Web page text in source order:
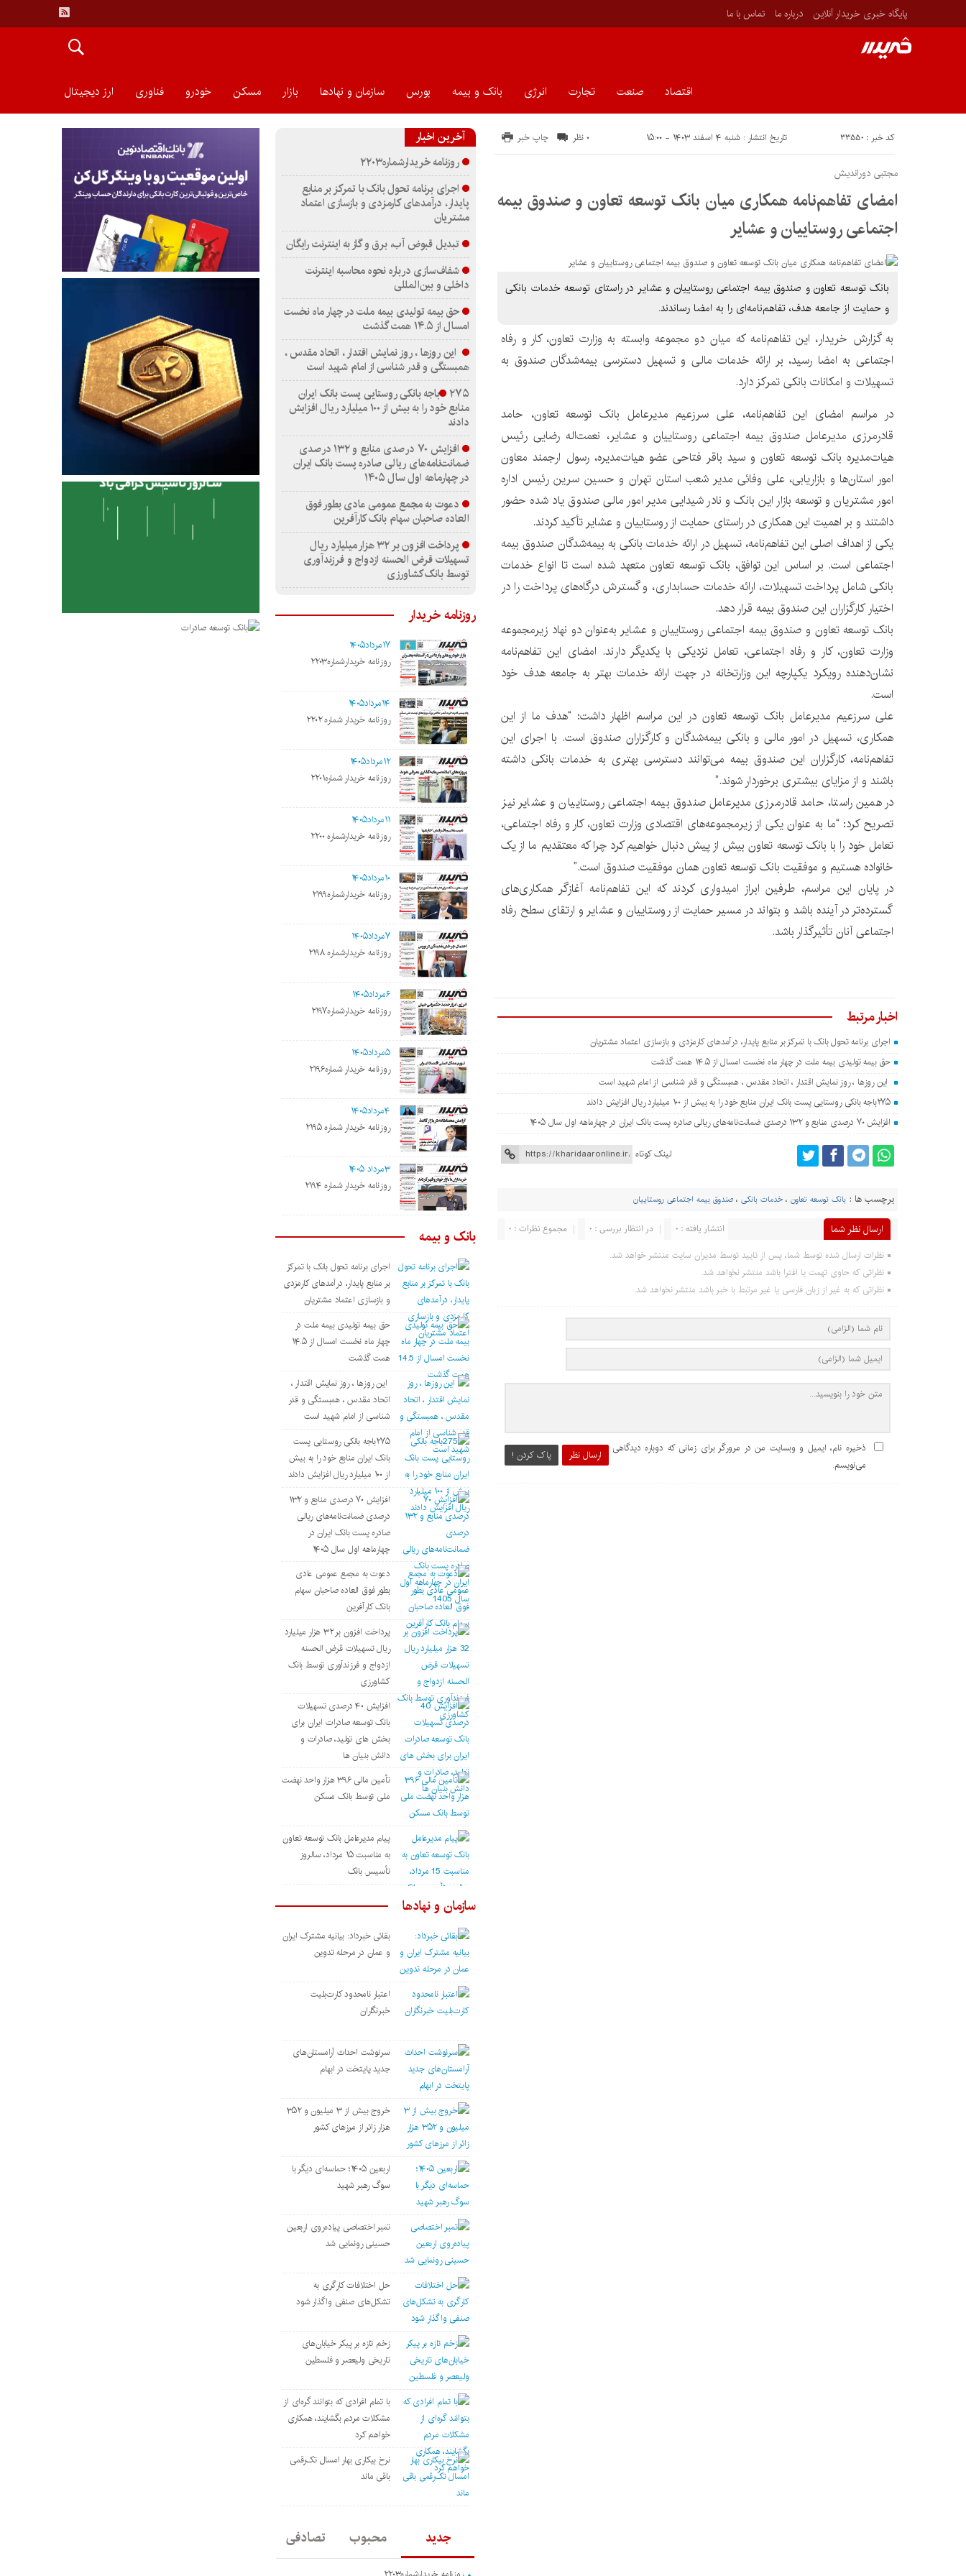
پایگاه خبری خریدار آنلاین درباره ما تماس با ما
اقتصاد صنعت تجارت انرژی بانک و بیمه بورس سازمان و نهادها بازار مسکن خودرو فناوری ارز دیجیتال
کد خبر : ۳۳۵۵۰ تاریخ انتشار : شنبه ۴ اسفند ۱۴۰۳ - ۱۵:۰۰ چاپ خبر ۰ نظر
مجتبی دوراندیش
امضای تفاهم‌نامه همکاری میان بانک توسعه تعاون و صندوق بیمه
اجتماعی روستاییان و عشایر
بانک توسعه تعاون و صندوق بیمه اجتماعی روستاییان و عشایر در راستای توسعه خدمات بانکی
و حمایت از جامعه هدف، تفاهم‌نامه‌ای را به امضا رساندند.
به گزارش خریدار، این تفاهم‌نامه که میان دو مجموعه وابسته به وزارت تعاون، کار و رفاه
اجتماعی به امضا رسید، بر ارائه خدمات مالی و تسهیل دسترسی بیمه‌شدگان صندوق به
تسهیلات و امکانات بانکی تمرکز دارد.
در مراسم امضای این تفاهم‌نامه، علی سرزعیم مدیرعامل بانک توسعه تعاون، حامد
قادرمرزی مدیرعامل صندوق بیمه اجتماعی روستاییان و عشایر، نعمت‌اله رضایی رئیس
هیات‌مدیره بانک توسعه تعاون و سید باقر فتاحی عضو هیات‌مدیره، رسول ارجمند معاون
امور استان‌ها و بازاریابی، علی وفائی مدیر شعب استان تهران و حسین سرین رئیس اداره
امور مشتریان و توسعه بازار این بانک و نادر شیدایی مدیر امور مالی صندوق یاد شده حضور
داشتند و بر اهمیت این همکاری در راستای حمایت از روستاییان و عشایر تأکید کردند.
یکی از اهداف اصلی این تفاهم‌نامه، تسهیل در ارائه خدمات بانکی به بیمه‌شدگان صندوق بیمه
اجتماعی است. بر اساس این توافق، بانک توسعه تعاون متعهد شده است تا انواع خدمات
بانکی شامل پرداخت تسهیلات، ارائه خدمات حسابداری، و گسترش درگاه‌های پرداخت را در
اختیار کارگزاران این صندوق بیمه قرار دهد.
بانک توسعه تعاون و صندوق بیمه اجتماعی روستاییان و عشایر به‌عنوان دو نهاد زیرمجموعه
وزارت تعاون، کار و رفاه اجتماعی، تعامل نزدیکی با یکدیگر دارند. امضای این تفاهم‌نامه
نشان‌دهنده رویکرد یکپارچه این وزارتخانه در جهت ارائه خدمات بهتر به جامعه هدف خود
است.
علی سرزعیم مدیرعامل بانک توسعه تعاون در این مراسم اظهار داشت: “هدف ما از این
همکاری، تسهیل در امور مالی و بانکی بیمه‌شدگان و کارگزاران صندوق است. با اجرای این
تفاهم‌نامه، کارگزاران این صندوق بیمه می‌توانند دسترسی بهتری به خدمات بانکی داشته
باشند و از مزایای بیشتری برخوردار شوند.”
در همین راستا، حامد قادرمرزی مدیرعامل صندوق بیمه اجتماعی روستاییان و عشایر نیز
تصریح کرد: “ما به عنوان یکی از زیرمجموعه‌های اقتصادی وزارت تعاون، کار و رفاه اجتماعی،
تعامل خود را با بانک توسعه تعاون بیش از پیش دنبال خواهیم کرد چرا که معتقدیم ما از یک
خانواده هستیم و موفقیت بانک توسعه تعاون همان موفقیت صندوق است.”
در پایان این مراسم، طرفین ابراز امیدواری کردند که این تفاهم‌نامه آغازگر همکاری‌های
گسترده‌تر در آینده باشد و بتواند در مسیر حمایت از روستاییان و عشایر و ارتقای سطح رفاه
اجتماعی آنان تأثیرگذار باشد.
اخبار مرتبط
اجرای برنامه تحول بانک با تمرکز بر منابع پایدار، درآمدهای کارمزدی و بازسازی اعتماد مشتریان
حق بیمه تولیدی بیمه ملت در چهار ماه نخست امسال از ۱۴.۵ همت گذشت
این روزها ، روز نمایش اقتدار ، اتحاد مقدس ، همبستگی و قدر شناسی از امام شهید است
۲۷۵باجه بانکی روستایی پست بانک ایران منابع خود را به بیش از ۱۰۰ میلیارد ریال افزایش دادند
افزایش ۷۰ درصدی منابع و ۱۳۲ درصدی ضمانت‌نامه‌های ریالی صادره پست بانک ایران در چهارماهه اول سال ۱۴۰۵
لینک کوتاه
برچسب ها : بانک توسعه تعاون ،خدمات بانکی ،صندوق بیمه اجتماعی روستاییان
ارسال نظر شما مجموع نظرات : ۰ در انتظار بررسی : ۰ انتشار یافته : ۰
نظرات ارسال شده توسط شما، پس از تایید توسط مدیران سایت منتشر خواهد شد.
نظراتی که حاوی تهمت یا افترا باشد منتشر نخواهد شد.
نظراتی که به غیر از زبان فارسی یا غیر مرتبط با خبر باشد منتشر نخواهد شد.
ارسال نظر پاک کردن !
ذخیره نام، ایمیل و وبسایت من در مرورگر برای زمانی که دوباره دیدگاهی
می‌نویسم.
آخرین اخبار
روزنامه خریدارشماره۲۲۰۳
اجرای برنامه تحول بانک با تمرکز بر منابع
پایدار، درآمدهای کارمزدی و بازسازی اعتماد
مشتریان
تبدیل قبوض آب، برق و گاز به اینترنت رایگان
شفاف‌سازی درباره نحوه محاسبه اینترنت
داخلی و بین‌المللی
حق بیمه تولیدی بیمه ملت در چهار ماه نخست
امسال از ۱۴.۵ همت گذشت
این روزها ، روز نمایش اقتدار ، اتحاد مقدس ،
همبستگی و قدر شناسی از امام شهید است
۲۷۵باجه بانکی روستایی پست بانک ایران
منابع خود را به بیش از ۱۰۰ میلیارد ریال افزایش
دادند
افزایش ۷۰ درصدی منابع و ۱۳۲ درصدی
ضمانت‌نامه‌های ریالی صادره پست بانک ایران
در چهارماهه اول سال ۱۴۰۵
دعوت به مجمع عمومی عادی بطور فوق
العاده صاحبان سهام بانک کارآفرین
پرداخت افزون بر ۳۲ هزار میلیارد ریال
تسهیلات قرض الحسنه ازدواج و فرزندآوری
توسط بانک کشاورزی
روزنامه خریدار
۱۷مرداد۱۴۰۵
روزنامه خریدارشماره۲۲۰۳
۱۴مرداد۱۴۰۵
روزنامه خریدار شماره ۲۲۰۲
۱۲مرداد۱۴۰۵
روزنامه خریدار شماره۲۲۰۱
۱۱مرداد۱۴۰۵
روزنامه خریدارشماره ۲۲۰۰
۱۰مرداد۱۴۰۵
روزنامه خریدارشماره۲۱۹۹
۷مرداد۱۴۰۵
روزنامه خریدارشماره ۲۱۹۸
۶مرداد۱۴۰۵
روزنامه خریدارشماره۲۱۹۷
۵مرداد۱۴۰۵
روزنامه خریدار شماره۲۱۹۶
۴مرداد۱۴۰۵
روزنامه خریدار شماره ۲۱۹۵
۳مرداد ۱۴۰۵
روزنامه خریدار شماره ۲۱۹۴
بانک و بیمه
اجرای برنامه تحول بانک با تمرکز
بر منابع پایدار، درآمدهای کارمزدی
و بازسازی اعتماد مشتریان
حق بیمه تولیدی بیمه ملت در
چهار ماه نخست امسال از ۱۴.۵
همت گذشت
این روزها ، روز نمایش اقتدار ،
اتحاد مقدس ، همبستگی و قدر
شناسی از امام شهید است
۲۷۵باجه بانکی روستایی پست
بانک ایران منابع خود را به بیش
از ۱۰۰ میلیارد ریال افزایش دادند
افزایش ۷۰ درصدی منابع و ۱۳۲
درصدی ضمانت‌نامه‌های ریالی
صادره پست بانک ایران در
چهارماهه اول سال ۱۴۰۵
دعوت به مجمع عمومی عادی
بطور فوق العاده صاحبان سهام
بانک کارآفرین
پرداخت افزون بر ۳۲ هزار میلیارد
ریال تسهیلات قرض الحسنه
ازدواج و فرزندآوری توسط بانک
کشاورزی
افزایش ۴۰ درصدی تسهیلات
بانک توسعه صادرات ایران برای
بخش های تولید، صادرات و
دانش بنیان ها
تأمین مالی ۳۹۶ هزار واحد نهضت
ملی توسط بانک مسکن
پیام مدیرعامل بانک توسعه تعاون
به مناسبت ۱۵ مرداد، سالروز
تأسیس بانک
سازمان و نهادها
بقائی خبرداد: بیانیه مشترک ایران
و عمان در مرحله تدوین
اعتبار نامحدود کارت‌بلیت
خبرنگاران
سرنوشت احداث آرامستان‌های
جدید پایتخت در ابهام
خروج بیش از ۳ میلیون و ۳۵۲
هزار زائر از مرزهای کشور
اربعین ۱۴۰۵؛ حماسه‌ای دیگر با
سوگ رهبر شهید
تمبر اختصاصی پیاده‌روی اربعین
حسینی رونمایی شد
حل اختلافات کارگری به
تشکل‌های صنفی واگذار شود
زخم تازه بر پیکر خیابان‌های
تاریخی ولیعصر و فلسطین
با تمام افرادی که بتوانند گره‌ای از
مشکلات مردم بگشایند، همکاری
خواهم کرد
نرخ بیکاری بهار امسال تک‌رقمی
باقی ماند
جدید محبوب تصادفی